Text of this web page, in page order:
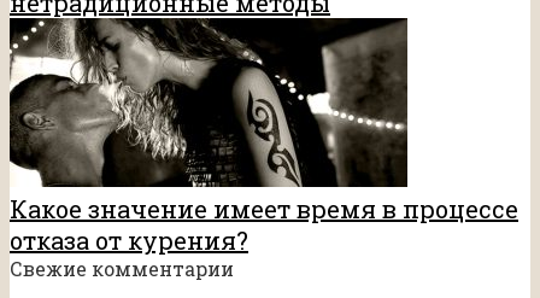
Какое значение имеет время в процессе
отказа от курения?
Свежие комментарии